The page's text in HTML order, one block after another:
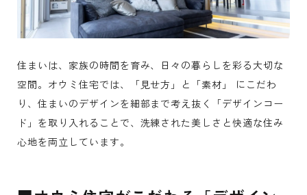
住まいは、家族の時間を育み、日々の暮らしを彩る大切な
空間。オウミ住宅では、「見せ方」と「素材」 にこだわ
り、住まいのデザインを細部まで考え抜く「デザインコー
ド」を取り入れることで、洗練された美しさと快適な住み
心地を両立しています。